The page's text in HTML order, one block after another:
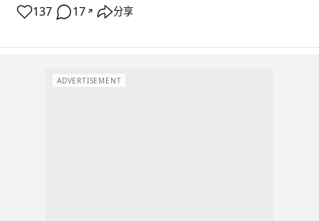
137 17 ↗ 分享
ADVERTISEMENT